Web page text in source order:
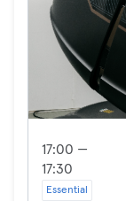
17:00 —
17:30
Essential